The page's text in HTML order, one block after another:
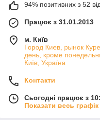
94% позитивних з 52
Працює з 31.01.2013
м. Київ
Город Киев, рынок
день, кроме
Київ, Україна
Контакти
Сьогодні працює з
Показати весь